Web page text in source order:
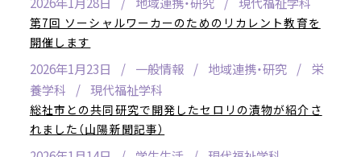
第7回 ソーシャルワーカーのためのリカレント教育を
開催します
2026年1月23日 一般情報 地域連携・研究
栄
養学科
現代福祉学科
総社市との共同研究で開発したセロリの漬物が紹介さ
れました（山陽新聞記事）